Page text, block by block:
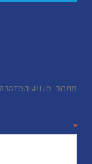
поля
*